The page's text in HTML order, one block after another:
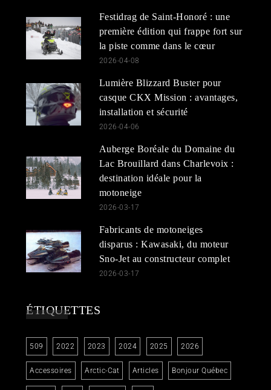
Festidrag de Saint-Honoré : une
première édition qui frappe fort sur
la piste comme dans le cœur
2026-04-08
Lumière Blizzard Buster pour
casque CKX Mission : avantages,
installation et sécurité
2026-04-06
Auberge Boréale du Domaine du
Lac Brouillard dans Charlevoix :
destination idéale pour la
motoneige
2026-03-17
Fabricants de motoneiges
disparus : Kawasaki, du moteur
Sno-Jet au constructeur complet
2026-03-17
ÉTIQUETTES
509 2022 2023 2024 2025 2026
Accessoires Arctic-Cat Articles Bonjour Québec